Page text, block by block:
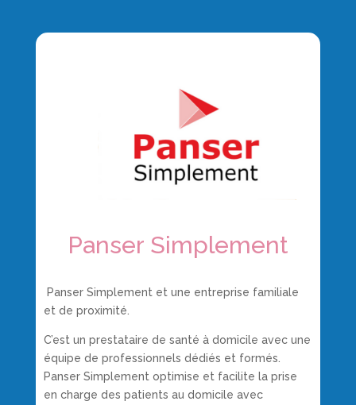
Panser Simplement
Panser Simplement et une entreprise familiale
et de proximité.
C’est un prestataire de santé à domicile avec une
équipe de professionnels dédiés et formés.
Panser Simplement optimise et facilite la prise
en charge des patients au domicile avec